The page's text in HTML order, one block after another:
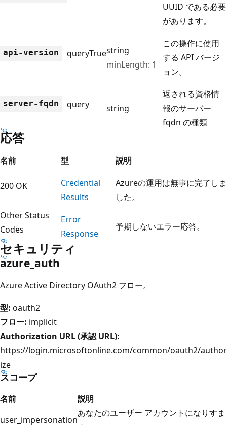
UUID である必要
があります。
api-version queryTruestring
minLength: 1
この操作に使用
する API バージ
ョン。
server-fqdn query string
返される資格情
報のサーバー
fqdn の種類
応答
名前 型 説明
200 OK
Credential
Results
Azureの運用は無事に完了しま
した。
Other Status
Codes
Error
Response
予期しないエラー応答。
セキュリティ
azure_auth
Azure Active Directory OAuth2 フロー。
型: oauth2
フロー: implicit
Authorization URL (承認 URL):
https://login.microsoftonline.com/common/oauth2/author
ize
スコープ
名前
説明
user_impersonation
あなたのユーザー アカウントになりすま